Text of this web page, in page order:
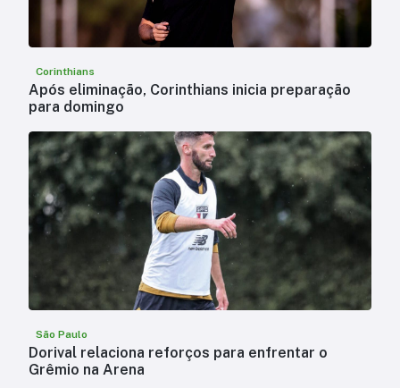
Corinthians
Após eliminação, Corinthians inicia preparação
para domingo
São Paulo
Dorival relaciona reforços para enfrentar o
Grêmio na Arena